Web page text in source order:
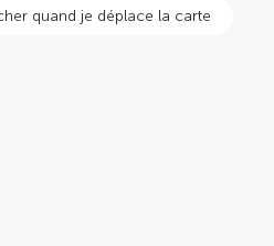
quand je déplace la carte